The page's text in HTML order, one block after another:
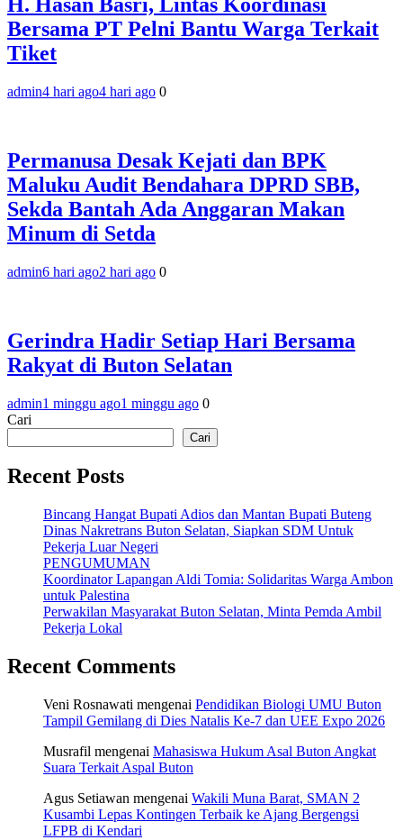
Bersama PT Pelni Bantu Warga Terkait
Tiket
admin4 hari ago4 hari ago 0
Permanusa Desak Kejati dan BPK
Maluku Audit Bendahara DPRD SBB,
Sekda Bantah Ada Anggaran Makan
Minum di Setda
admin6 hari ago2 hari ago 0
Gerindra Hadir Setiap Hari Bersama
Rakyat di Buton Selatan
admin1 minggu ago1 minggu ago 0
Cari
Cari
Recent Posts
Bincang Hangat Bupati Adios dan Mantan Bupati Buteng
Dinas Nakretrans Buton Selatan, Siapkan SDM Untuk
Pekerja Luar Negeri
PENGUMUMAN
Koordinator Lapangan Aldi Tomia: Solidaritas Warga Ambon
untuk Palestina
Perwakilan Masyarakat Buton Selatan, Minta Pemda Ambil
Pekerja Lokal
Recent Comments
Veni Rosnawati mengenai Pendidikan Biologi UMU Buton
Tampil Gemilang di Dies Natalis Ke-7 dan UEE Expo 2026
Musrafil mengenai Mahasiswa Hukum Asal Buton Angkat
Suara Terkait Aspal Buton
Agus Setiawan mengenai Wakili Muna Barat, SMAN 2
Kusambi Lepas Kontingen Terbaik ke Ajang Bergengsi
LFPB di Kendari